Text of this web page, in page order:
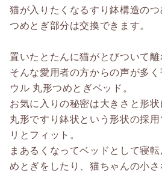
猫が入りたくなるすり鉢構造のつ
つめとぎ部分は交換できます。
置いたとたんに猫がとびついて離
そんな愛用者の方からの声が多
ウル 丸形つめとぎベッド。
お気に入りの秘密は大きさと形状
丸形ですり鉢状という形状の採
リとフィット。
まあるくなってベッドとして寝
めとぎをしたり、猫ちゃんの小さ